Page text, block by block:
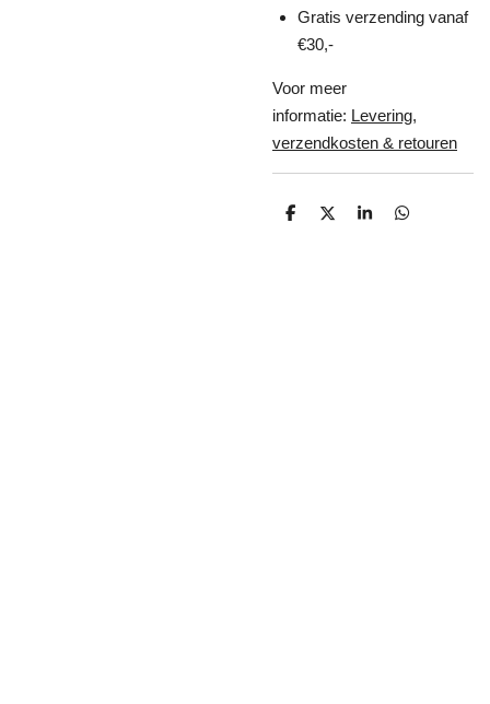
Gratis verzending vanaf
€30,-
Voor meer
informatie: Levering,
verzendkosten & retouren
D
D
S
D